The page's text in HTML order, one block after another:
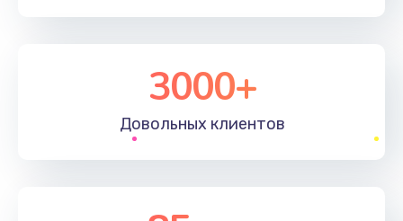
3000+
Довольных клиентов